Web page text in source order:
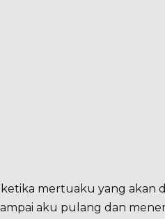
mertuaku yang akan
aku pulang dan